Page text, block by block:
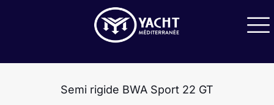
Semi rigide BWA Sport 22 GT